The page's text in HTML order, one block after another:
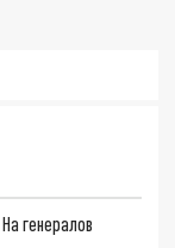
генералов